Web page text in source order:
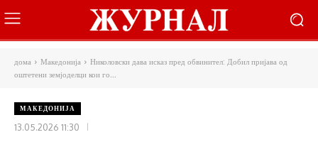
дома Македонија
Николовски дава исказ пред обвинител: Добил пријава од
оштетени земјоделци кои го...
МАКЕДОНИЈА
13.05.2026 11:30